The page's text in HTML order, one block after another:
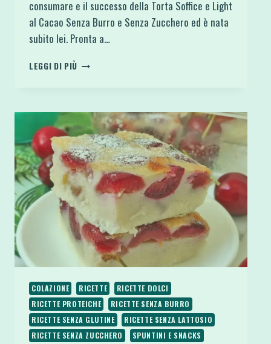
consumare e il successo della Torta Soffice e Light
al Cacao Senza Burro e Senza Zucchero ed è nata
subito lei. Pronta a…
LEGGI DI PIÙ TORTA
E
CIOCCOLATO
SENZA
ZUCCHERO
GLUTINE
E
BURRO
COLAZIONE RICETTE
RICETTE DOLCI
RICETTE PROTEICHE
RICETTE SENZA BURRO
RICETTE SENZA GLUTINE
RICETTE SENZA LATTOSIO
RICETTE SENZA ZUCCHERO
SPUNTINI E SNACKS